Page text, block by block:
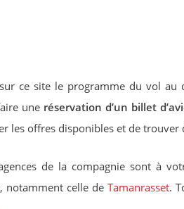
ce site le programme du vol
une réservation d’un billet
les offres disponibles et de trouver
de la compagnie sont à
notamment celle de Tamanrasset.